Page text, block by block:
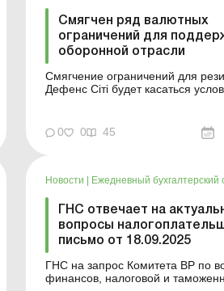
Смягчен ряд валютных
ограничений для
оборонной отрасли
Смягчение ограничений для
Дефенс Сіті будет касаться
из Украины по отдельным
Больше по теме: Валютные послабления от
0 0 45
Новости Ежедневный бухгалтерский
ГНС отвечает на
вопросы
письмо от 18.09.2025
ГНС на запрос Комитета ВР по
финансов, налоговой и